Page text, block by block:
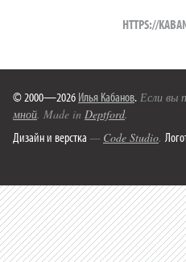
HTTPS://
© 2000—2026 Илья Кабанов. Если вы
мной. Made in Deptford.
Дизайн и верстка — Code Studio.